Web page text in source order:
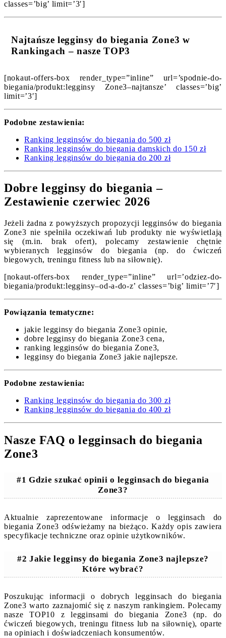
classes=’big’ limit=’3′]
Najtańsze legginsy do biegania Zone3 w
Rankingach – nasze TOP3
[nokaut-offers-box render_type=”inline” url=’spodnie-do-
biegania/produkt:legginsy Zone3–najtansze’ classes=’big’
limit=’3′]
Podobne zestawienia:
Ranking legginsów do biegania do 500 zł
Ranking legginsów do biegania damskich do 150 zł
Ranking legginsów do biegania do 200 zł
Dobre legginsy do biegania –
Zestawienie czerwiec 2026
Jeżeli żadna z powyższych propozycji legginsów do biegania
Zone3 nie spełniła oczekiwań lub produkty nie wyświetlają
się (m.in. brak ofert), polecamy zestawienie chętnie
wybieranych legginsów do biegania (np. do ćwiczeń
biegowych, treningu fitness lub na siłownię).
[nokaut-offers-box render_type=”inline” url=’odziez-do-
biegania/produkt:legginsy–od-a-do-z’ classes=’big’ limit=’7′]
Powiązania tematyczne:
jakie legginsy do biegania Zone3 opinie,
dobre legginsy do biegania Zone3 cena,
ranking legginsów do biegania Zone3,
legginsy do biegania Zone3 jakie najlepsze.
Podobne zestawienia:
Ranking legginsów do biegania do 300 zł
Ranking legginsów do biegania do 400 zł
Nasze FAQ o legginsach do biegania
Zone3
#1 Gdzie szukać opinii o legginsach do biegania
Zone3?
Aktualnie zaprezentowane informacje o legginsach do
biegania Zone3 odświeżamy na bieżąco. Każdy opis zawiera
specyfikacje techniczne oraz opinie użytkowników.
#2 Jakie legginsy do biegania Zone3 najlepsze?
Które wybrać?
Poszukując informacji o dobrych legginsach do biegania
Zone3 warto zaznajomić się z naszym rankingiem. Polecamy
nasze TOP10 z legginsami do biegania Zone3 (np. do
ćwiczeń biegowych, treningu fitness lub na siłownię), oparte
na opiniach i doświadczeniach konsumentów.